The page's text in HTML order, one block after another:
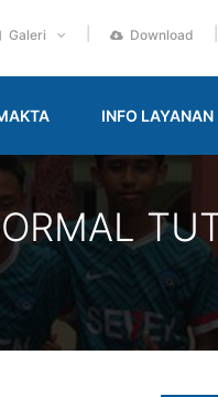
Galeri Download
INFO LAYANAN